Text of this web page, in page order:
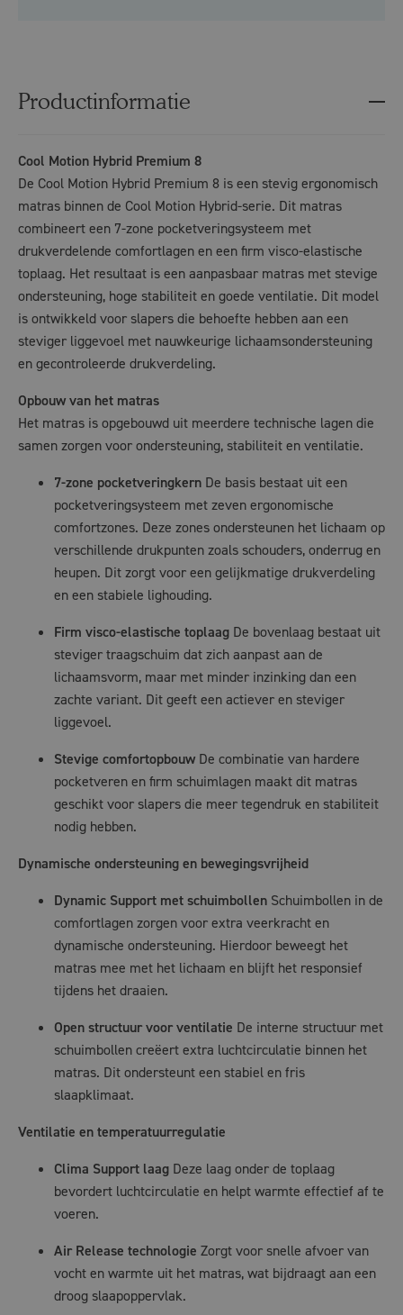
Productinformatie
Cool Motion Hybrid Premium 8
De Cool Motion Hybrid Premium 8 is een stevig ergonomisch
matras binnen de Cool Motion Hybrid-serie. Dit matras
combineert een 7-zone pocketveringsysteem met
drukverdelende comfortlagen en een firm visco-elastische
toplaag. Het resultaat is een aanpasbaar matras met stevige
ondersteuning, hoge stabiliteit en goede ventilatie. Dit model
is ontwikkeld voor slapers die behoefte hebben aan een
steviger liggevoel met nauwkeurige lichaamsondersteuning
en gecontroleerde drukverdeling.
Opbouw van het matras
Het matras is opgebouwd uit meerdere technische lagen die
samen zorgen voor ondersteuning, stabiliteit en ventilatie.
7-zone pocketveringkern De basis bestaat uit een
pocketveringsysteem met zeven ergonomische
comfortzones. Deze zones ondersteunen het lichaam op
verschillende drukpunten zoals schouders, onderrug en
heupen. Dit zorgt voor een gelijkmatige drukverdeling
en een stabiele lighouding.
Firm visco-elastische toplaag De bovenlaag bestaat uit
steviger traagschuim dat zich aanpast aan de
lichaamsvorm, maar met minder inzinking dan een
zachte variant. Dit geeft een actiever en steviger
liggevoel.
Stevige comfortopbouw De combinatie van hardere
pocketveren en firm schuimlagen maakt dit matras
geschikt voor slapers die meer tegendruk en stabiliteit
nodig hebben.
Dynamische ondersteuning en bewegingsvrijheid
Dynamic Support met schuimbollen Schuimbollen in de
comfortlagen zorgen voor extra veerkracht en
dynamische ondersteuning. Hierdoor beweegt het
matras mee met het lichaam en blijft het responsief
tijdens het draaien.
Open structuur voor ventilatie De interne structuur met
schuimbollen creëert extra luchtcirculatie binnen het
matras. Dit ondersteunt een stabiel en fris
slaapklimaat.
Ventilatie en temperatuurregulatie
Clima Support laag Deze laag onder de toplaag
bevordert luchtcirculatie en helpt warmte effectief af te
voeren.
Air Release technologie Zorgt voor snelle afvoer van
vocht en warmte uit het matras, wat bijdraagt aan een
droog slaapoppervlak.